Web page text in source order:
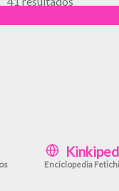
Enciclopedia